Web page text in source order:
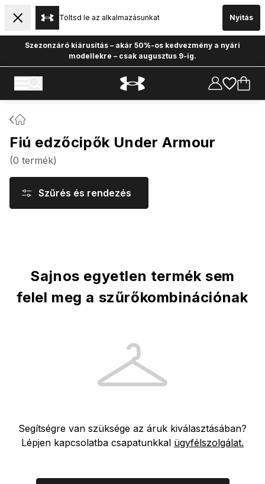
Töltsd le az alkalmazásunkat Nyitás
Szezonzáró kiárusítás – akár 50%-os kedvezmény a nyári
modellekre – csak augusztus 9-ig.
Fiú edzőcipők Under Armour
(0 termék)
Szűrés és rendezés
Sajnos egyetlen termék sem
felel meg a szűrőkombinációnak
Segítségre van szüksége az áruk kiválasztásában?
Lépjen kapcsolatba csapatunkkal ügyfélszolgálat.